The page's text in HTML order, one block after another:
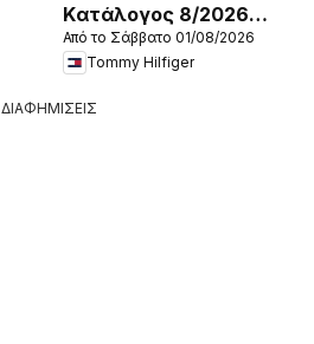
Kατάλογος 8/2026
New in Women
Από το Σάββατο 01/08/2026
Tommy Hilfiger
ΔΙΑΦΗΜΙΣΕΙΣ